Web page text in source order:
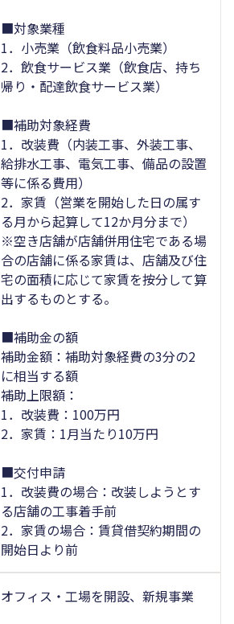
■対象業種
1．小売業（飲食料品小売業）
2．飲食サービス業（飲食店、持ち
帰り・配達飲食サービス業）
■補助対象経費
1．改装費（内装工事、外装工事、
給排水工事、電気工事、備品の設置
等に係る費用）
2．家賃（営業を開始した日の属す
る月から起算して12か月分まで）
※空き店舗が店舗併用住宅である場
合の店舗に係る家賃は、店舗及び住
宅の面積に応じて家賃を按分して算
出するものとする。
■補助金の額
補助金額：補助対象経費の3分の2
に相当する額
補助上限額：
1．改装費：100万円
2．家賃：1月当たり10万円
■交付申請
1．改装費の場合：改装しようとす
る店舗の工事着手前
2．家賃の場合：賃貸借契約期間の
開始日より前
オフィス・工場を開設、新規事業